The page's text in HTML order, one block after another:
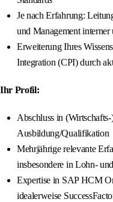
Je nach Erfahrung:
und Management
Erweiterung Ihres
Integration (CPI) durch
Ihr Profil:
Abschluss in
Ausbildung/Qualifikation
Mehrjährige relevante
insbesondere in Lohn-
Expertise in SAP HCM
idealerweise